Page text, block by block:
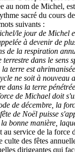
au nom de Michel,
sacré du cours
suivants :
le jour de Michel
à devenir de
de la respiration
dans le sens
terre est
ne soit à nouveau
dans la terre
de Michael doit
de décembre, la
de Noël puisse
bonne manière,
service de la
culte des fêtes
dirigeantes qui